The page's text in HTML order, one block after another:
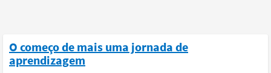
O começo de mais uma jornada de
aprendizagem